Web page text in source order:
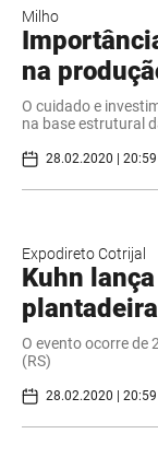
Milho
na
O cuidado e
na base estrutural
28.02.2020 | 20:59
Expodireto Cotrijal
Kuhn
O evento ocorre de
(RS)
28.02.2020 | 20:59